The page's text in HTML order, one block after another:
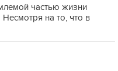
частью жизни
на то, что в